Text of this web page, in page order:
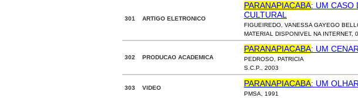
301 ARTIGO ELETRONICO
PARANAPIACABA: UM CASO
CULTURAL
FIGUEIREDO, VANESSA GAYEGO
MATERIAL DISPONIVEL NA INTERNET,
302 PRODUCAO ACADEMICA
PARANAPIACABA: UM
PEDROSO, PATRICIA
S.C.P., 2003
303 VIDEO PARANAPIACABA: UM
PMSA, 1991